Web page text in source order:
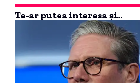
Te-ar putea interesa și...